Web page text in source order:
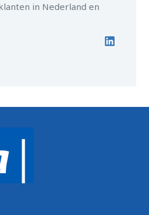
in Nederland en